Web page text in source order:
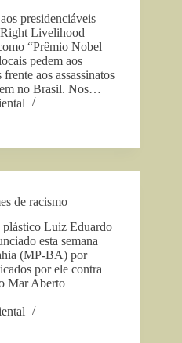
presidenciáveis
Livelihood
“Prêmio Nobel
pedem aos
aos assassinatos
no Brasil. Nos…
de racismo
Luiz Eduardo
esta semana
(MP-BA) por
por ele contra
Mar Aberto